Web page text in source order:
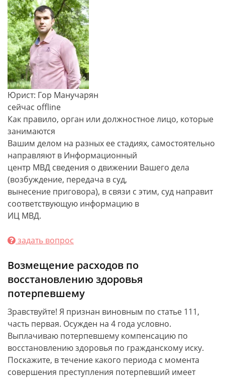
Юрист: Гор Манучарян
сейчас offline
Как правило, орган или должностное лицо, которые
занимаются
Вашим делом на разных ее стадиях, самостоятельно
направляют в Информационный
центр МВД сведения о движении Вашего дела
(возбуждение, передача в суд,
вынесение приговора), в связи с этим, суд направит
соответствующую информацию в
ИЦ МВД.
задать вопрос
Возмещение расходов по
восстановлению здоровья
потерпевшему
Зравствуйте! Я признан виновным по статье 111,
часть первая. Осужден на 4 года условно.
Выплачиваю потерпевшему компенсацию по
восстановлению здоровья по гражданскому иску.
Поскажите, в течение какого периода с момента
совершения преступления потерпевший имеет